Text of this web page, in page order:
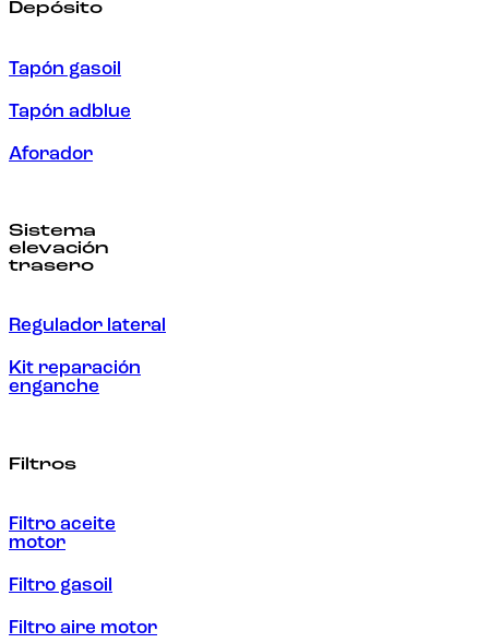
Depósito
Tapón gasoil
Tapón adblue
Aforador
Sistema
elevación
trasero
Regulador lateral
Kit reparación
enganche
Filtros
Filtro aceite
motor
Filtro gasoil
Filtro aire motor